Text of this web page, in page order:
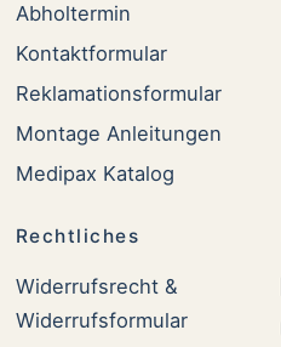
Abholtermin
Kontaktformular
Reklamationsformular
Montage Anleitungen
Medipax Katalog
Rechtliches
Widerrufsrecht &
Widerrufsformular